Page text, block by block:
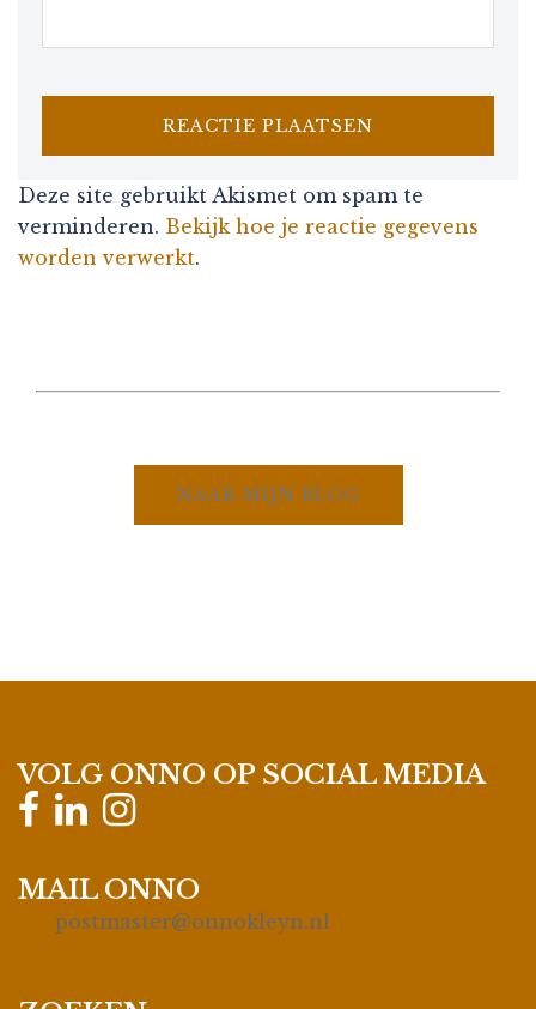
Deze site gebruikt Akismet om spam te
verminderen. Bekijk hoe je reactie gegevens
worden verwerkt.
NAAR MIJN BLOG
VOLG ONNO OP SOCIAL MEDIA
MAIL ONNO
postmaster@onnokleyn.nl